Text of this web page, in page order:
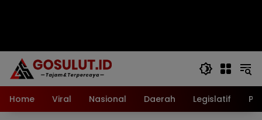
Home Viral Nasional Daerah Legislatif